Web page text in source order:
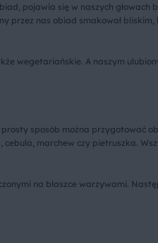
pojawia się w naszych
nas obiad smakował
wegetariańskie. A naszym
sposób można przygotować
marchew czy pietruszka.
na blaszce warzywami.